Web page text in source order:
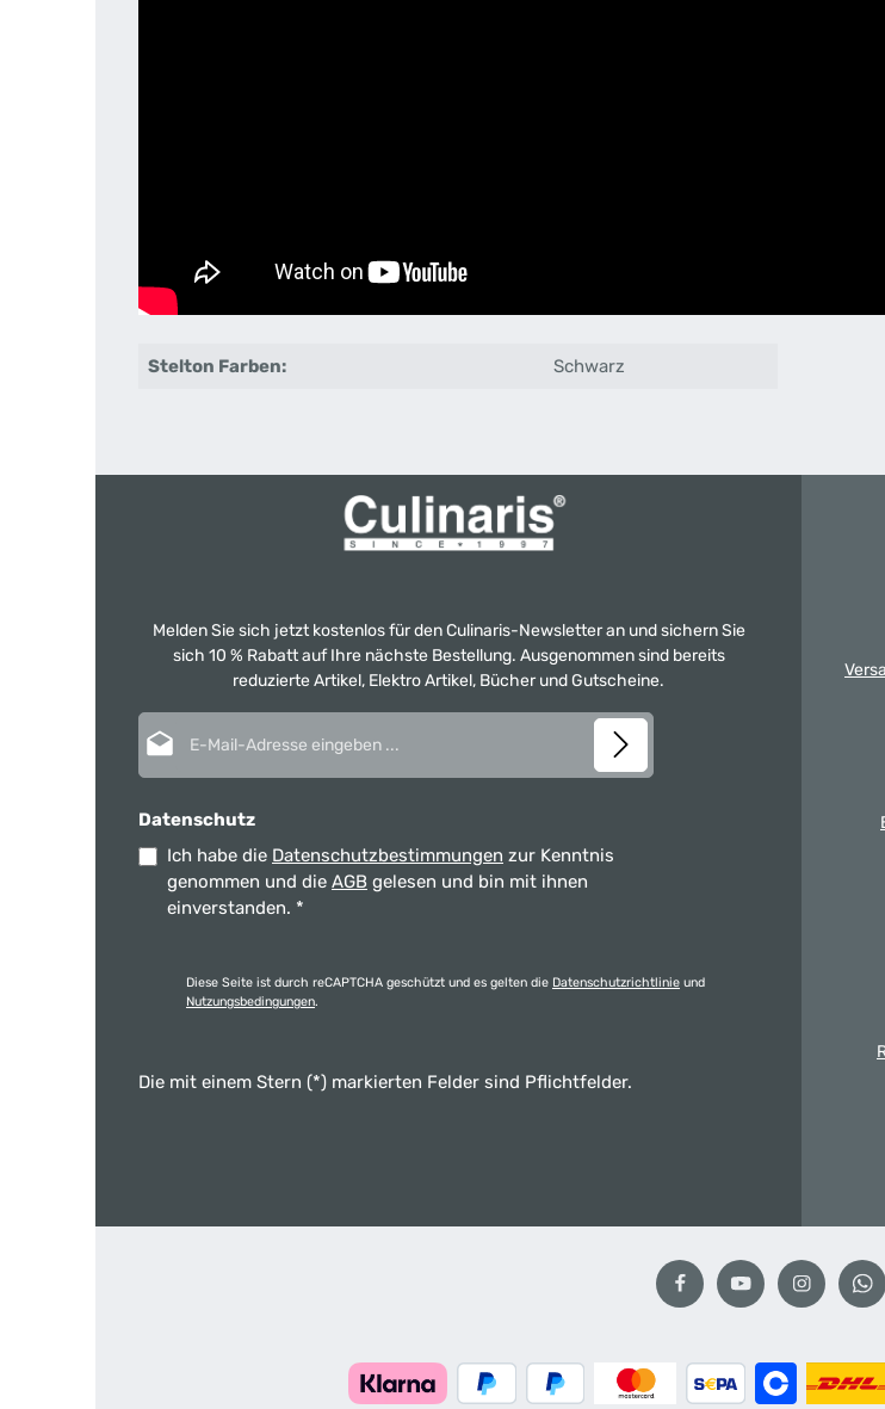
Stelton Farben: Schwarz
Melden Sie sich jetzt kostenlos für den Culinaris-Newsletter an und sichern Sie
sich 10 % Rabatt auf Ihre nächste Bestellung. Ausgenommen sind bereits
reduzierte Artikel, Elektro Artikel, Bücher und Gutscheine.
Datenschutz
Ich habe die Datenschutzbestimmungen zur Kenntnis
genommen und die AGB gelesen und bin mit ihnen
einverstanden. *
Diese Seite ist durch reCAPTCHA geschützt und es gelten die Datenschutzrichtlinie und
Nutzungsbedingungen.
Die mit einem Stern (*) markierten Felder sind Pflichtfelder.